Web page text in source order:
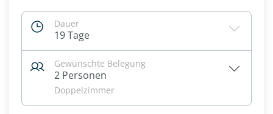
Dauer
19 Tage
Gewünschte Belegung
2 Personen
Doppelzimmer